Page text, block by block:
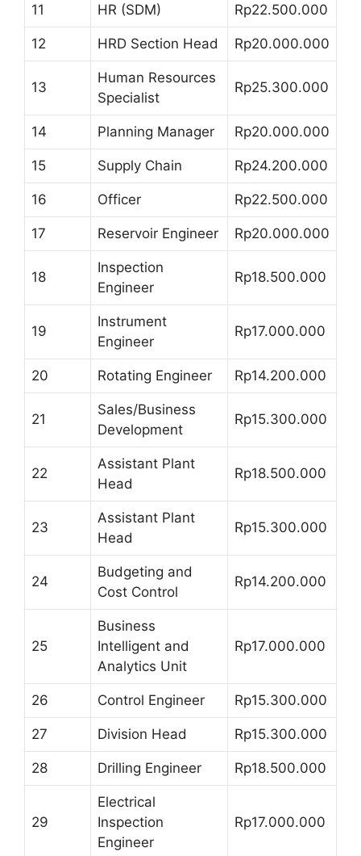
11 HR (SDM) Rp22.500.000
12 HRD Section Head Rp20.000.000
13
Human Resources
Specialist
Rp25.300.000
14 Planning Manager Rp20.000.000
15 Supply Chain Rp24.200.000
16 Officer Rp22.500.000
17 Reservoir Engineer Rp20.000.000
18
Inspection
Engineer
Rp18.500.000
19
Instrument
Engineer
Rp17.000.000
20 Rotating Engineer Rp14.200.000
21
Sales/Business
Development
Rp15.300.000
22
Assistant Plant
Head
Rp18.500.000
23
Assistant Plant
Head
Rp15.300.000
24
Budgeting and
Cost Control
Rp14.200.000
25
Business
Intelligent and
Analytics Unit
Rp17.000.000
26 Control Engineer Rp15.300.000
27 Division Head Rp15.300.000
28 Drilling Engineer Rp18.500.000
29
Electrical
Inspection
Engineer
Rp17.000.000